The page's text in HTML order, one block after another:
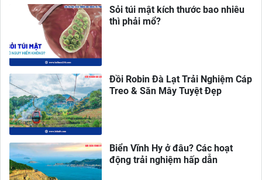
Sỏi túi mật kích thước bao nhiêu
thì phải mổ?
Đồi Robin Đà Lạt Trải Nghiệm Cáp
Treo & Săn Mây Tuyệt Đẹp
Biển Vĩnh Hy ở đâu? Các hoạt
động trải nghiệm hấp dẫn